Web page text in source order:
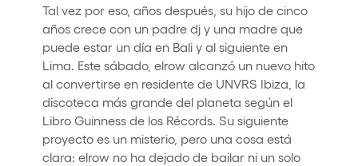
Tal vez por eso, años después, su hijo de cinco
años crece con un padre dj y una madre que
puede estar un día en Bali y al siguiente en
Lima. Este sábado, elrow alcanzó un nuevo hito
al convertirse en residente de UNVRS Ibiza, la
discoteca más grande del planeta según el
Libro Guinness de los Récords. Su siguiente
proyecto es un misterio, pero una cosa está
clara: elrow no ha dejado de bailar ni un solo